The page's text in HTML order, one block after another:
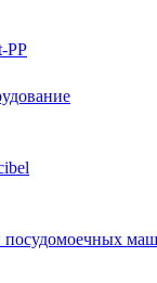
PP
посудомоечных